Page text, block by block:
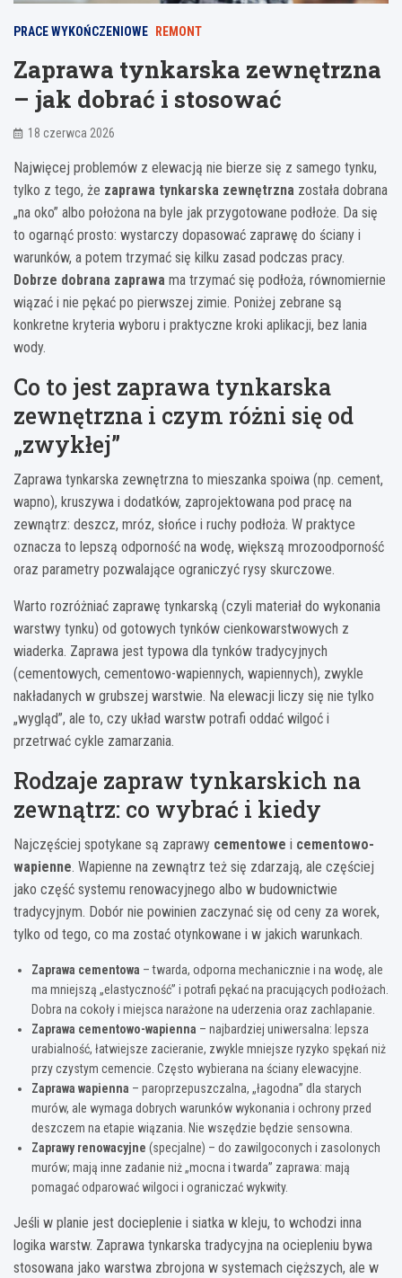
PRACE WYKOŃCZENIOWE REMONT
Zaprawa tynkarska zewnętrzna
– jak dobrać i stosować
18 czerwca 2026
Najwięcej problemów z elewacją nie bierze się z samego tynku,
tylko z tego, że zaprawa tynkarska zewnętrzna została dobrana
„na oko” albo położona na byle jak przygotowane podłoże. Da się
to ogarnąć prosto: wystarczy dopasować zaprawę do ściany i
warunków, a potem trzymać się kilku zasad podczas pracy.
Dobrze dobrana zaprawa ma trzymać się podłoża, równomiernie
wiązać i nie pękać po pierwszej zimie. Poniżej zebrane są
konkretne kryteria wyboru i praktyczne kroki aplikacji, bez lania
wody.
Co to jest zaprawa tynkarska
zewnętrzna i czym różni się od
„zwykłej”
Zaprawa tynkarska zewnętrzna to mieszanka spoiwa (np. cement,
wapno), kruszywa i dodatków, zaprojektowana pod pracę na
zewnątrz: deszcz, mróz, słońce i ruchy podłoża. W praktyce
oznacza to lepszą odporność na wodę, większą mrozoodporność
oraz parametry pozwalające ograniczyć rysy skurczowe.
Warto rozróżniać zaprawę tynkarską (czyli materiał do wykonania
warstwy tynku) od gotowych tynków cienkowarstwowych z
wiaderka. Zaprawa jest typowa dla tynków tradycyjnych
(cementowych, cementowo-wapiennych, wapiennych), zwykle
nakładanych w grubszej warstwie. Na elewacji liczy się nie tylko
„wygląd”, ale to, czy układ warstw potrafi oddać wilgoć i
przetrwać cykle zamarzania.
Rodzaje zapraw tynkarskich na
zewnątrz: co wybrać i kiedy
Najczęściej spotykane są zaprawy cementowe i cementowo-
wapienne. Wapienne na zewnątrz też się zdarzają, ale częściej
jako część systemu renowacyjnego albo w budownictwie
tradycyjnym. Dobór nie powinien zaczynać się od ceny za worek,
tylko od tego, co ma zostać otynkowane i w jakich warunkach.
Zaprawa cementowa – twarda, odporna mechanicznie i na wodę, ale
ma mniejszą „elastyczność” i potrafi pękać na pracujących podłożach.
Dobra na cokoły i miejsca narażone na uderzenia oraz zachlapanie.
Zaprawa cementowo-wapienna – najbardziej uniwersalna: lepsza
urabialność, łatwiejsze zacieranie, zwykle mniejsze ryzyko spękań niż
przy czystym cemencie. Często wybierana na ściany elewacyjne.
Zaprawa wapienna – paroprzepuszczalna, „łagodna” dla starych
murów, ale wymaga dobrych warunków wykonania i ochrony przed
deszczem na etapie wiązania. Nie wszędzie będzie sensowna.
Zaprawy renowacyjne (specjalne) – do zawilgoconych i zasolonych
murów; mają inne zadanie niż „mocna i twarda” zaprawa: mają
pomagać odparować wilgoci i ograniczać wykwity.
Jeśli w planie jest docieplenie i siatka w kleju, to wchodzi inna
logika warstw. Zaprawa tynkarska tradycyjna na ociepleniu bywa
stosowana jako warstwa zbrojona w systemach cięższych, ale w